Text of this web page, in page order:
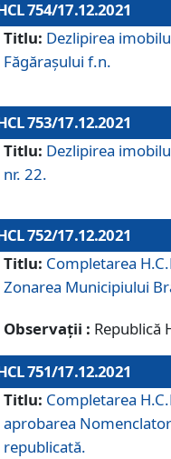
754/17.12.2021
Titlu: Dezlipirea
Făgărașului f.n.
753/17.12.2021
Titlu: Dezlipirea
nr. 22.
752/17.12.2021
Titlu: Completarea
Zonarea Municipiului
Observații : Republică
751/17.12.2021
Titlu: Completarea
aprobarea
republicată.